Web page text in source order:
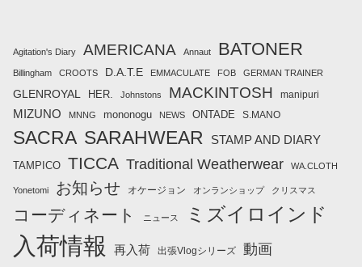
Agitation's Diary AMERICANA Annaut BATONER
Billingham CROOTS D.A.T.E EMMACULATE FOB GERMAN TRAINER
GLENROYAL HER. Johnstons MACKINTOSH manipuri
MIZUNO MNNG mononogu NEWS ONTADE S.MANO
SACRA SARAHWEAR STAMP AND DIARY
TAMPICO TICCA Traditional Weatherwear WA.CLOTH
Yonetomi お知らせ オケージョン オンランショップ クリスマス
コーディネート ニュース ミズイロインド
入荷情報 再入荷 出張Vlogシリーズ 動画